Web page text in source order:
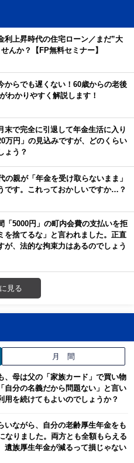
利上昇時代の住宅ローン／まだ”大
んか？【FP無料セミナー】
からでも遅くない！60歳からの老後
わかりやすく解説します！
末で完全に引退して年金生活に入り
万円」の見込みですが、どのくらい
ょう？
の親が「年金を受け取らないまま」
です。これっておかしいですか…？
「5000円」の町内会費の支払いを拒
を捨てるな」と言われました。正直
が、法的な拘束力はあるのでしょう
見る
月 間
、母は父の「家族カード」で買い物
自分の名義だから問題ない」と言い
用を続けてもよいのでしょうか？
いながら、自分の老齢厚生年金をも
なりました。両方とも全額もらえる
遺族厚生年金が減るって損じゃない